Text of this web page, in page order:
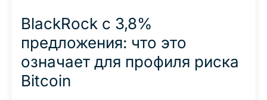
BlackRock с 3,8%
предложения: что это
означает для профиля риска
Bitcoin